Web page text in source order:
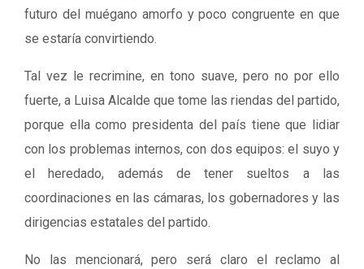
futuro del muégano amorfo y poco congruente en que
se estaría convirtiendo.
Tal vez le recrimine, en tono suave, pero no por ello
fuerte, a Luisa Alcalde que tome las riendas del partido,
porque ella como presidenta del país tiene que lidiar
con los problemas internos, con dos equipos: el suyo y
el heredado, además de tener sueltos a las
coordinaciones en las cámaras, los gobernadores y las
dirigencias estatales del partido.
No las mencionará, pero será claro el reclamo al